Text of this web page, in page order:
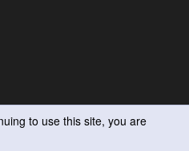
to use this site, you are